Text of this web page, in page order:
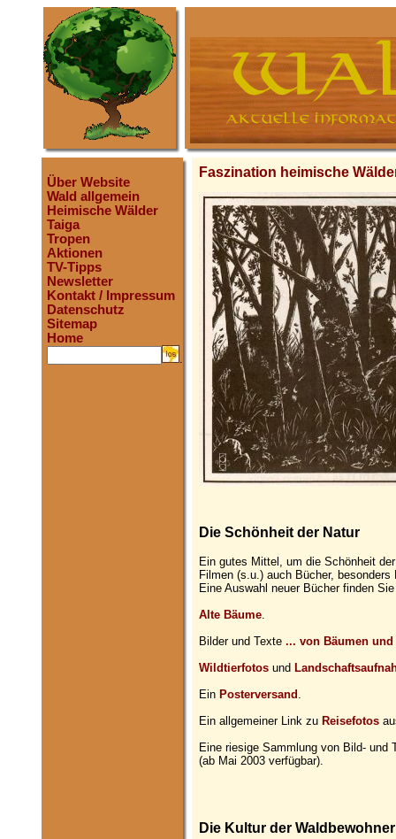
Über Website
Wald allgemein
Heimische Wälder
Taiga
Tropen
Aktionen
TV-Tipps
Newsletter
Kontakt / Impressum
Datenschutz
Sitemap
Home
.
Faszination heimische
Die Schönheit der Natur
Ein gutes Mittel, um die Schönheit
Filmen (s.u.) auch Bücher,
Eine Auswahl neuer Bücher finden
Alte Bäume
Bilder und Texte ... von Bäumen und
Wildtierfotos und
Ein Posterversand
Ein allgemeiner Link zu Reisefotos
Eine riesige Sammlung von Bild- und
(ab Mai 2003 verfügbar).
Die Kultur der Waldbewohner